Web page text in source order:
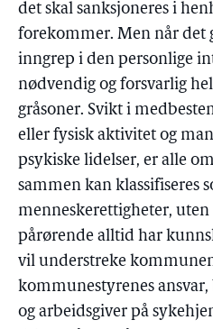
det skal sanksjoneres i
forekommer. Men når det
inngrep i den personlige
nødvendig og forsvarlig
gråsoner. Svikt i
eller fysisk aktivitet og
psykiske lidelser, er alle
sammen kan klassifiseres
menneskerettigheter, uten
pårørende alltid har
vil understreke
kommunestyrenes
og arbeidsgiver på